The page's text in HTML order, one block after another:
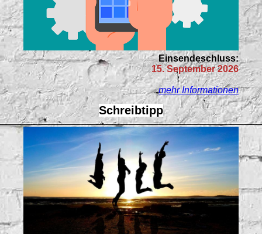
Einsendeschluss:
15. September 2026
mehr Informationen
Schreibtipp